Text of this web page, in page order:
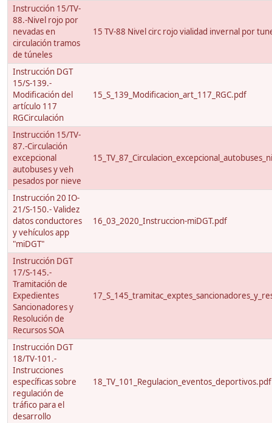
Instrucción 15/TV-
88.-Nivel rojo por
nevadas en
circulación tramos
de túneles
15 TV-88 Nivel circ rojo vialidad invernal por
Instrucción DGT
15/S-139.-
Modificación del
artículo 117
RGCirculación
15_S_139_Modificacion_art_117_RGC.pdf
Instrucción 15/TV-
87.-Circulación
excepcional
autobuses y veh
pesados por nieve
Instrucción 20 IO-
21/S-150.- Validez
datos conductores
y vehículos app
"miDGT"
16_03_2020_Instruccion-miDGT.pdf
Instrucción DGT
17/S-145.-
Tramitación de
Expedientes
Sancionadores y
Resolución de
Recursos SOA
Instrucción DGT
18/TV-101.-
Instrucciones
específicas sobre
regulación de
tráfico para el
desarrollo
18_TV_101_Regulacion_eventos_deportivos.pdf